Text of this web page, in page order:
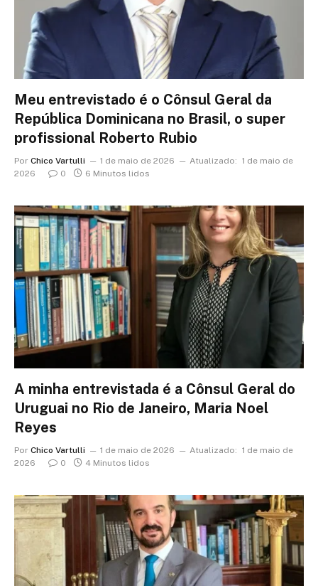
Meu entrevistado é o Cônsul Geral da
República Dominicana no Brasil, o super
profissional Roberto Rubio
Por Chico Vartulli 1 de maio de 2026 Atualizado: 1 de maio de
2026
0 6 Minutos lidos
A minha entrevistada é a Cônsul Geral do
Uruguai no Rio de Janeiro, Maria Noel
Reyes
Por Chico Vartulli 1 de maio de 2026 Atualizado: 1 de maio de
2026
0 4 Minutos lidos